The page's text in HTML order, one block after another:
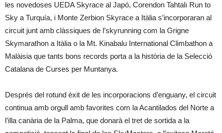
les novedoses UEDA Skyrace al Japó, Corendon Tahtalı Run to
Sky a Turquía, i Monte Zerbion Skyrace a Itàlia s’incorporaran al
circuit junt amb clàssiques de l’skyrunning com la Grigne
Skymarathon a Itàlia o la Mt. Kinabalu International Climbathon a
Malàisia que tants bons records porta a la història de la Selecció
Catalana de Curses per Muntanya.
Després del rotund èxit de les incorporacions d’enguany, el circuit
continua amb orgull amb favorites com la Acantilados del Norte a
l’illa canària de la Palma, que donarà el tret de sortida a la